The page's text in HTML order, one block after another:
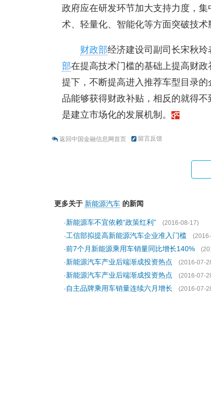
政府应在研发环节加大支持力度，
术、轻量化、智能化等方面突破技术
财政部经济建设司副司长宋秋
部在提高技术门槛的基础上提高财
提下，不断提高进入推荐车型目录
品能够获得财政补贴，相反的就得
是建立市场化的发展机制。
返回中国金融信息网首页 留言反馈
更多关于 新能源汽车 的新闻
·新能源车不宜依赖“政策红利”
(2016-08-17)
·工信部拟提高新能源汽车企业准入门槛
·前7个月新能源乘用车销量同比增长140%
·新能源汽车产业后端渐成投资热点
(2016-07-
·新能源汽车产业后端渐成投资热点
(2016-07-
· 自主品牌乘用车销量连续六月增长 (2016-07-